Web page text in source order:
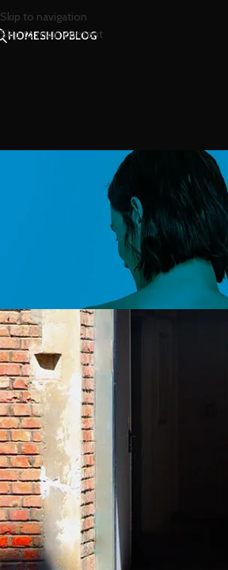
Skip to navigation
Skip to main content
HOMESHOPBLOG
ง่ายๆกับวิ